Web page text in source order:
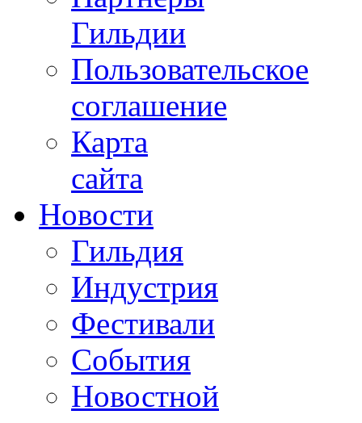
Гильдии
Пользовательское
соглашение
Карта
сайта
Новости
Гильдия
Индустрия
Фестивали
События
Новостной